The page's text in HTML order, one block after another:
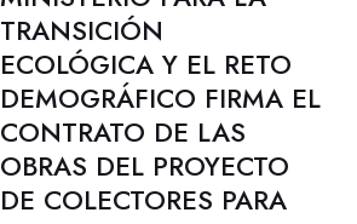
TRANSICIÓN
ECOLÓGICA Y EL RETO
DEMOGRÁFICO FIRMA EL
CONTRATO DE LAS
OBRAS DEL PROYECTO
DE COLECTORES PARA